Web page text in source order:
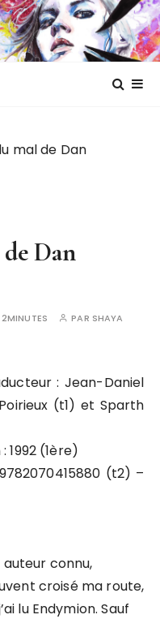
Shaya
mal de Dan
Dan
2MINUTES PAR SHAYA
: Jean-Daniel
(t1) et Sparth
1992 (1ère)
(t2) –
connu,
croisé ma route,
lu Endymion. Sauf